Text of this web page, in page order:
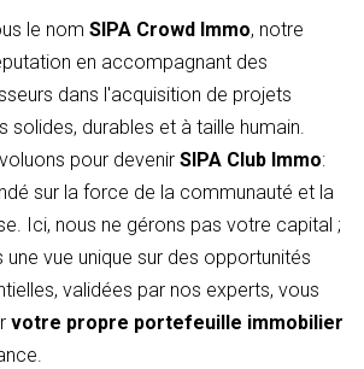
le nom SIPA Crowd Immo, notre
en accompagnant des
dans l'acquisition de projets
solides, durables et à taille humain.
pour devenir SIPA Club Immo:
sur la force de la communauté et la
Ici, nous ne gérons pas votre capital ;
vue unique sur des opportunités
validées par nos experts, vous
votre propre portefeuille immobilier